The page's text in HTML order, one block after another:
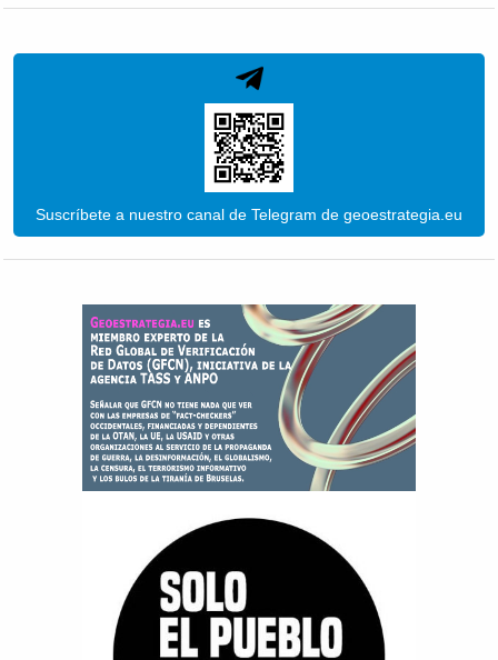
Suscríbete a nuestro canal de Telegram de geoestrategia.eu